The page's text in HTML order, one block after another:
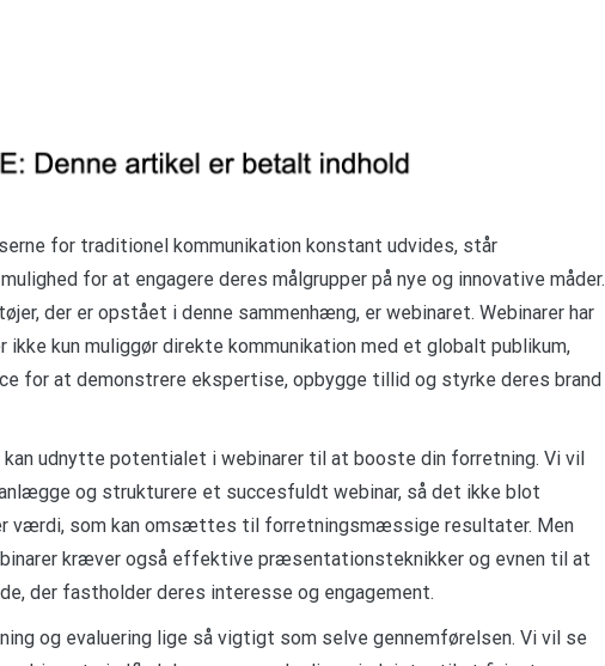
for traditionel kommunikation konstant udvides, står
for at engagere deres målgrupper på nye og innovative måder.
der er opstået i denne sammenhæng, er webinaret. Webinarer har
kun muliggør direkte kommunikation med et globalt publikum,
for at demonstrere ekspertise, opbygge tillid og styrke deres brand
kan udnytte potentialet i webinarer til at booste din forretning. Vi vil
og strukturere et succesfuldt webinar, så det ikke blot
værdi, som kan omsættes til forretningsmæssige resultater. Men
kræver også effektive præsentationsteknikker og evnen til at
der fastholder deres interesse og engagement.
og evaluering lige så vigtigt som selve gennemførelsen. Vi vil se